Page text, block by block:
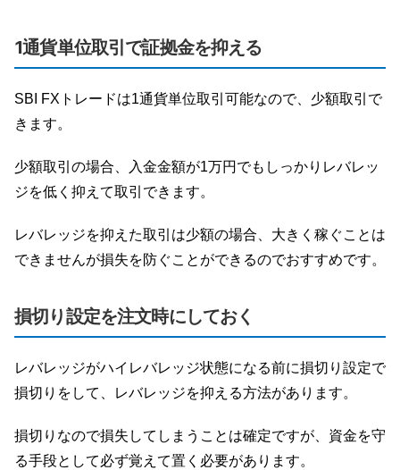
1通貨単位取引で証拠金を抑える
SBI FXトレードは1通貨単位取引可能なので、少額取引で
きます。
少額取引の場合、入金金額が1万円でもしっかりレバレッ
ジを低く抑えて取引できます。
レバレッジを抑えた取引は少額の場合、大きく稼ぐことは
できませんが損失を防ぐことができるのでおすすめです。
損切り設定を注文時にしておく
レバレッジがハイレバレッジ状態になる前に損切り設定で
損切りをして、レバレッジを抑える方法があります。
損切りなので損失してしまうことは確定ですが、資金を守
る手段として必ず覚えて置く必要があります。